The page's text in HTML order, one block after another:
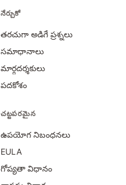
నేర్చుకో
తరచుగా అడిగే ప్రశ్నలు
సమాధానాలు
మార్గదర్శకులు
పదకోశం
చట్టపరమైన
ఉపయోగ నిబంధనలు
EULA
గోప్యతా విధానం